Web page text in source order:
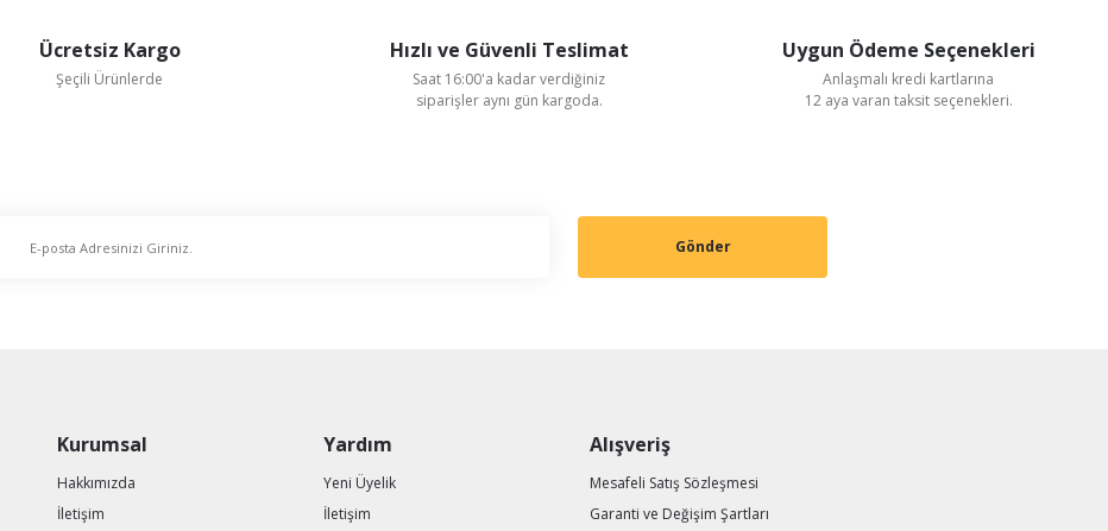
Ücretsiz Kargo
Şeçili Ürünlerde
Hızlı ve Güvenli Teslimat
Saat 16:00'a kadar verdiğiniz
siparişler aynı gün kargoda.
Uygun Ödeme Seçenekleri
Anlaşmalı kredi kartlarına
12 aya varan taksit seçenekleri.
Gönder
Kurumsal
Hakkımızda
İletişim
Yardım
Yeni Üyelik
İletişim
Alışveriş
Mesafeli Satış Sözleşmesi
Garanti ve Değişim Şartları